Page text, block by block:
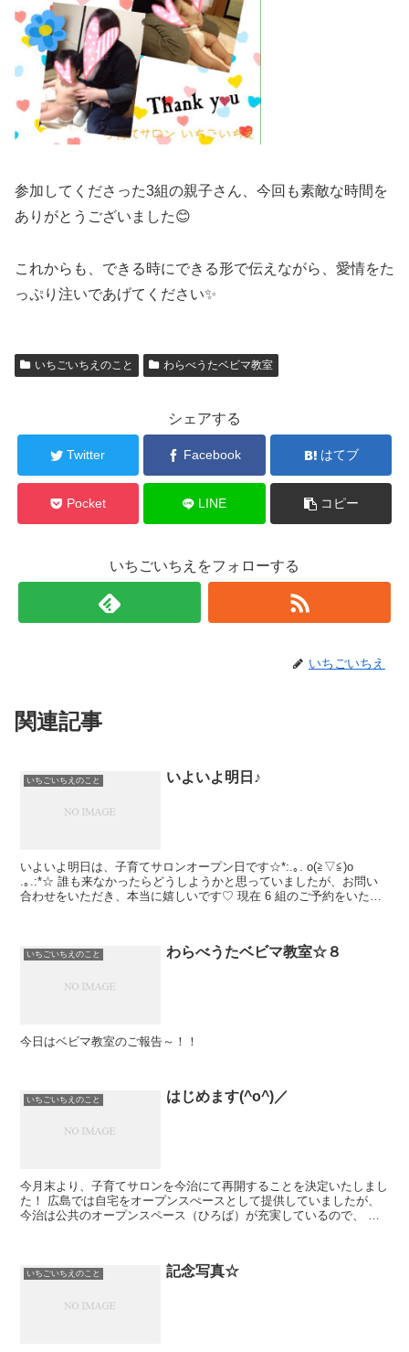
参加してくださった3組の親子さん、今回も素敵な時間を
ありがとうございました😊
これからも、できる時にできる形で伝えながら、愛情をた
っぷり注いであげてください✨
いちごいちえのこと わらべうたベビマ教室
シェアする
Twitter Facebook はてブ
Pocket LINE コピー
いちごいちえをフォローする
いちごいちえ
関連記事
いちごいちえのこと いよいよ明日♪
いよいよ明日は、子育てサロンオープン日です☆*:.｡. o(≧▽≦)o
.｡.:*☆ 誰も来なかったらどうしようかと思っていましたが、お問い
合わせをいただき、本当に嬉しいです♡ 現在 6 組のご予約をいただ
いちごいちえのこと わらべうたベビマ教室☆８
今日はベビマ教室のご報告～！！
いちごいちえのこと はじめます(^o^)／
今月末より、子育てサロンを今治にて再開することを決定いたしまし
た！ 広島では自宅をオープンスぺースとして提供していましたが、
今治は公共のオープンスペース（ひろば）が充実しているので、 資
いちごいちえのこと 記念写真☆